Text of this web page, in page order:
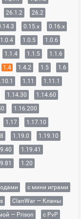
26.1.2 26.2
0.15.x
0.16.x
1.0.4 1.0.5
1.0.6
1.1.4 1.1.5
1.1.6
1.4 1.4.2 1.5
1.6
1.11
1.11.1
1.14.30
1.14.60
1.16.200
1.17
1.17.10
1.19.0
1.19.10
1.19.41
1.20
с мини играми
ClanWar — Кланы
— Prison
с PvP